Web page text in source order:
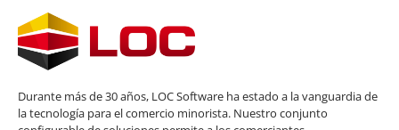
Durante más de 30 años, LOC Software ha estado a la vanguardia de
la tecnología para el comercio minorista. Nuestro conjunto